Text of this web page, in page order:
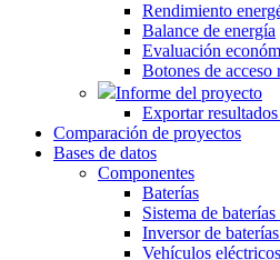
Rendimiento
Balance de energía
Evaluación
Botones de acceso
Informe del proyecto
Exportar
Comparación de proyectos
Bases de datos
Componentes
Baterías
Sistema de
Inversor de
Vehículos eléctricos